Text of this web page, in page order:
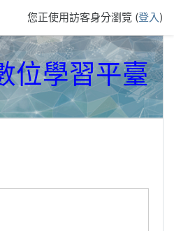
您正使用訪客身分瀏覽 (登入)
位學習平臺